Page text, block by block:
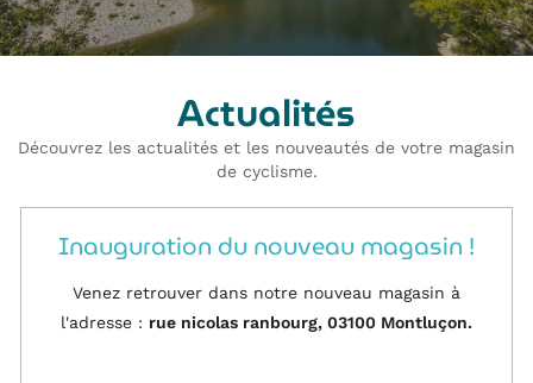
Actualités
Découvrez les actualités et les nouveautés de votre magasin
de cyclisme.
Inauguration du nouveau magasin !
Venez retrouver dans notre nouveau magasin à
l'adresse : rue nicolas ranbourg, 03100 Montluçon.